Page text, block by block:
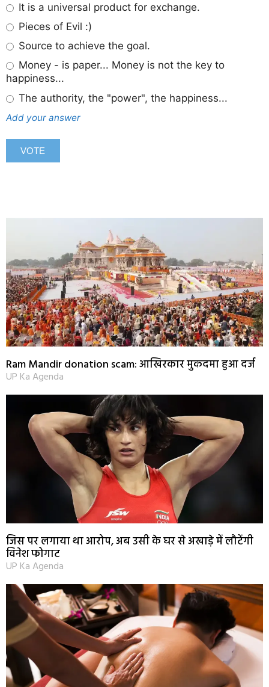
It is a universal product for exchange.
Pieces of Evil :)
Source to achieve the goal.
Money - is paper... Money is not the key to
happiness...
The authority, the "power", the happiness...
Add your answer
Ram Mandir donation scam: आखिरकार मुकदमा हुआ दर्ज
UP Ka Agenda
जिस पर लगाया था आरोप, अब उसी के घर से अखाड़े में लौटेंगी
विनेश फोगाट
UP Ka Agenda